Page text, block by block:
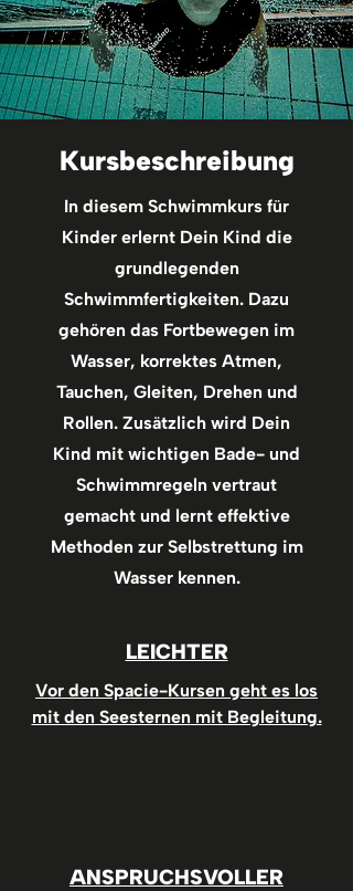
Kursbeschreibung
In diesem Schwimmkurs für
Kinder erlernt Dein Kind die
grundlegenden
Schwimmfertigkeiten. Dazu
gehören das Fortbewegen im
Wasser, korrektes Atmen,
Tauchen, Gleiten, Drehen und
Rollen. Zusätzlich wird Dein
Kind mit wichtigen Bade- und
Schwimmregeln vertraut
gemacht und lernt effektive
Methoden zur Selbstrettung im
Wasser kennen.
LEICHTER
Vor den Spacie-Kursen geht es los
mit den Seesternen mit Begleitung.
ANSPRUCHSVOLLER